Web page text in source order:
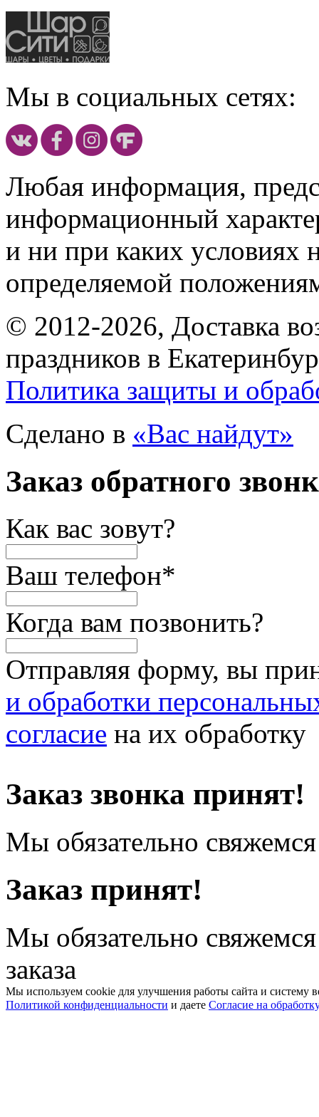
Мы в социальных сетях:
Любая информация,
информационный
и ни при каких условиях
определяемой
© 2012-2026, Доставка
праздников в
Политика защиты и
Сделано в «Вас найдут»
Заказ обратного
Как вас зовут?
Ваш телефон*
Когда вам позвонить?
Отправляя форму, вы
и обработки
согласие на их обработку
Заказ звонка принят!
Мы обязательно
Заказ принят!
Мы обязательно
заказа
Мы используем cookie для улучшения работы сайта и систему
Политикой конфиденциальности и даете Согласие на